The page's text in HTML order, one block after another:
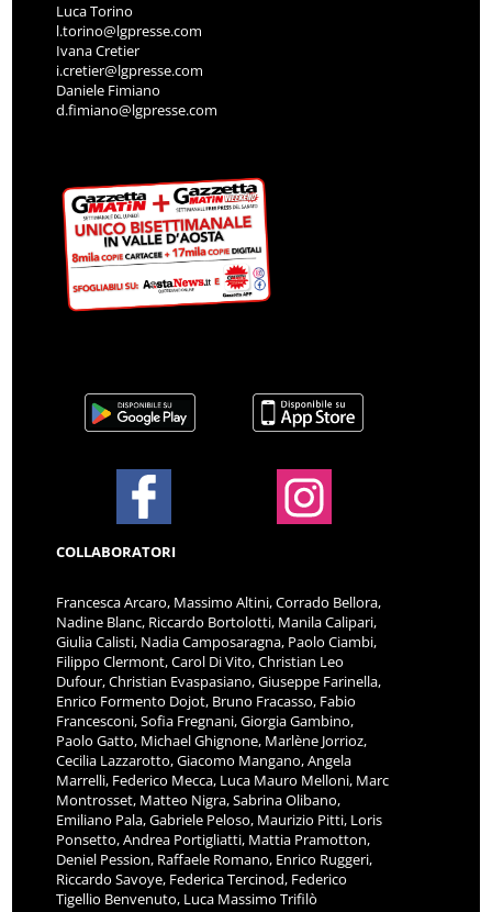
Luca Torino
l.torino@lgpresse.com
Ivana Cretier
i.cretier@lgpresse.com
Daniele Fimiano
d.fimiano@lgpresse.com
COLLABORATORI
Francesca Arcaro, Massimo Altini, Corrado Bellora,
Nadine Blanc, Riccardo Bortolotti, Manila Calipari,
Giulia Calisti, Nadia Camposaragna, Paolo Ciambi,
Filippo Clermont, Carol Di Vito, Christian Leo
Dufour, Christian Evaspasiano, Giuseppe Farinella,
Enrico Formento Dojot, Bruno Fracasso, Fabio
Francesconi, Sofia Fregnani, Giorgia Gambino,
Paolo Gatto, Michael Ghignone, Marlène Jorrioz,
Cecilia Lazzarotto, Giacomo Mangano, Angela
Marrelli, Federico Mecca, Luca Mauro Melloni, Marc
Montrosset, Matteo Nigra, Sabrina Olibano,
Emiliano Pala, Gabriele Peloso, Maurizio Pitti, Loris
Ponsetto, Andrea Portigliatti, Mattia Pramotton,
Deniel Pession, Raffaele Romano, Enrico Ruggeri,
Riccardo Savoye, Federica Tercinod, Federico
Tigellio Benvenuto, Luca Massimo Trifilò